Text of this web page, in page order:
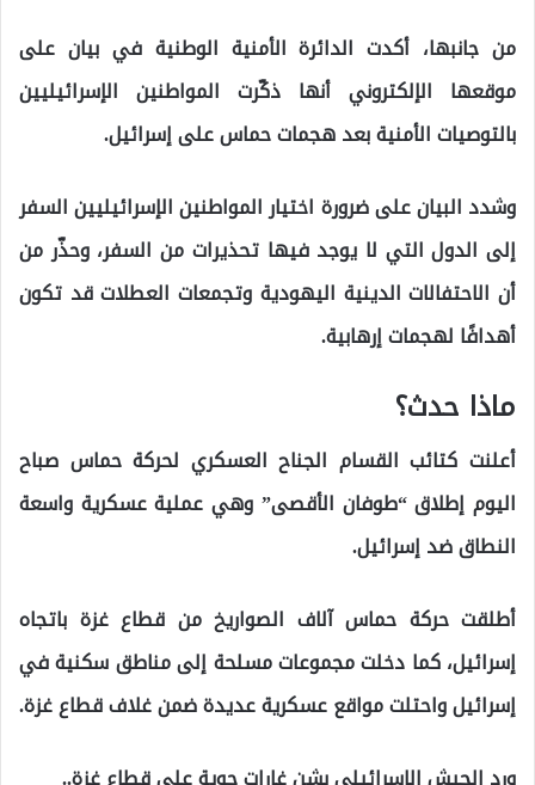
من جانبها، أكدت الدائرة الأمنية الوطنية في بيان على
موقعها الإلكتروني أنها ذكّرت المواطنين الإسرائيليين
بالتوصيات الأمنية بعد هجمات حماس على إسرائيل.
وشدد البيان على ضرورة اختيار المواطنين الإسرائيليين السفر
إلى الدول التي لا يوجد فيها تحذيرات من السفر، وحذّر من
أن الاحتفالات الدينية اليهودية وتجمعات العطلات قد تكون
أهدافًا لهجمات إرهابية.
ماذا حدث؟
أعلنت كتائب القسام الجناح العسكري لحركة حماس صباح
اليوم إطلاق “طوفان الأقصى” وهي عملية عسكرية واسعة
النطاق ضد إسرائيل.
أطلقت حركة حماس آلاف الصواريخ من قطاع غزة باتجاه
إسرائيل، كما دخلت مجموعات مسلحة إلى مناطق سكنية في
إسرائيل واحتلت مواقع عسكرية عديدة ضمن غلاف قطاع غزة.